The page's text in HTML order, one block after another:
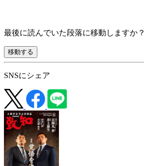
最後に読んでいた段落に移動しますか？
移動する
SNSにシェア